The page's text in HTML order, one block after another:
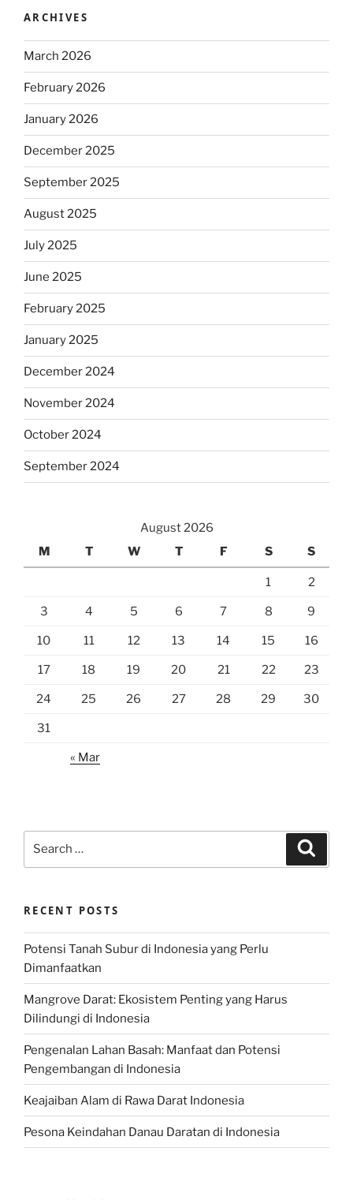
ARCHIVES
March 2026
February 2026
January 2026
December 2025
September 2025
August 2025
July 2025
June 2025
February 2025
January 2025
December 2024
November 2024
October 2024
September 2024
August 2026
M
T W T F S S
1 2
3 4 5 6 7 8 9
10 11 12 13 14 15 16
17 18 19 20 21 22 23
24 25 26 27 28 29 30
31
« Mar
RECENT POSTS
Potensi Tanah Subur di Indonesia yang Perlu
Dimanfaatkan
Mangrove Darat: Ekosistem Penting yang Harus
Dilindungi di Indonesia
Pengenalan Lahan Basah: Manfaat dan Potensi
Pengembangan di Indonesia
Keajaiban Alam di Rawa Darat Indonesia
Pesona Keindahan Danau Daratan di Indonesia